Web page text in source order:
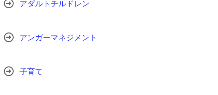
アダルトチルドレン
アンガーマネジメント
子育て